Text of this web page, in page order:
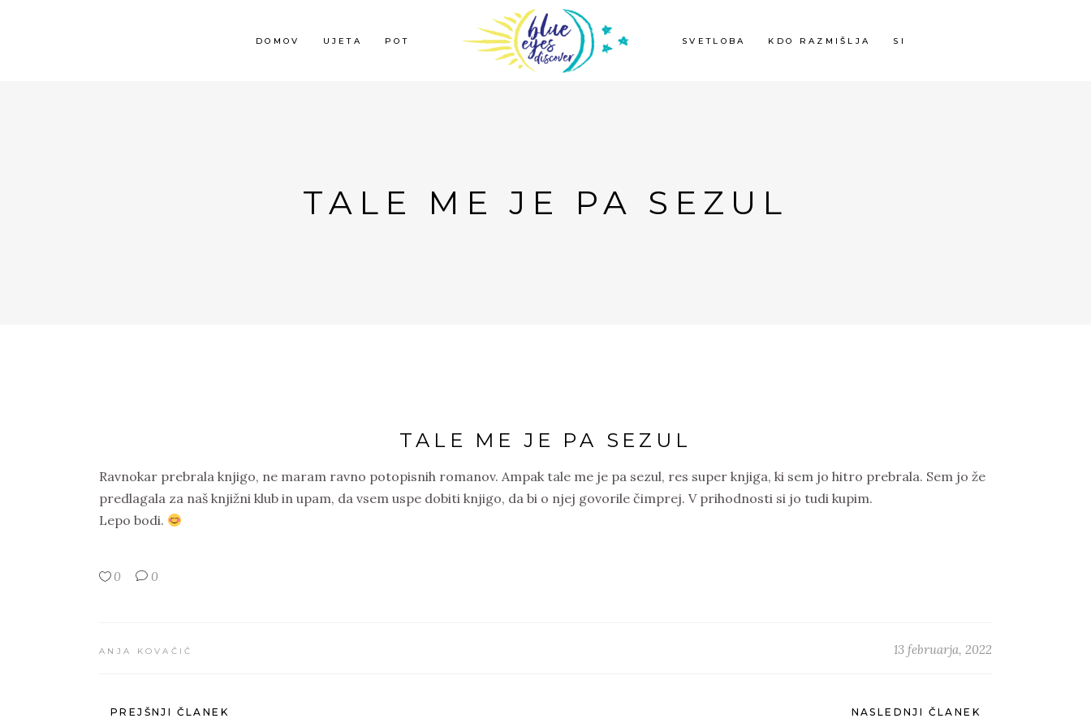
DOMOV UJETA POT SVETLOBA KDO RAZMIŠLJA SI
TALE ME JE PA SEZUL
TALE ME JE PA SEZUL
Ravnokar prebrala knjigo, ne maram ravno potopisnih romanov. Ampak tale me je pa sezul, res super knjiga, ki sem jo hitro prebrala. Sem jo že
predlagala za naš knjižni klub in upam, da vsem uspe dobiti knjigo, da bi o njej govorile čimprej. V prihodnosti si jo tudi kupim.
Lepo bodi.
0 0
ANJA KOVAČIČ 13 februarja, 2022
PREJŠNJI ČLANEK NASLEDNJI ČLANEK